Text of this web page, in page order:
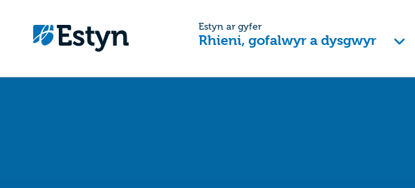
Estyn ar gyfer
Rhieni, gofalwyr a dysgwyr